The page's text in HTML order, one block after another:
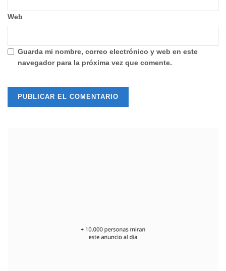
Web
Guarda mi nombre, correo electrónico y web en este
navegador para la próxima vez que comente.